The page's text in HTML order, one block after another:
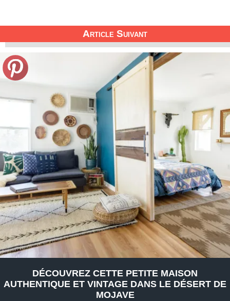
Article Suivant
DÉCOUVREZ CETTE PETITE MAISON
AUTHENTIQUE ET VINTAGE DANS LE DÉSERT DE
MOJAVE